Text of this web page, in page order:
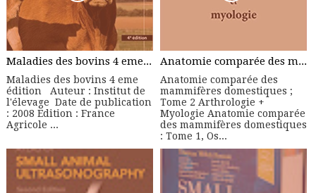
Maladies des bovins 4 eme édition - Manuel Pratique
Maladies des bovins 4 eme
édition Auteur : Institut de
l'élevage Date de publication
: 2008 Edition : France
Agricole ...
Anatomie comparée des mammifères domestiques ; Tome 2 Arthrologie + Myologie
Anatomie comparée des
mammifères domestiques ;
Tome 2 Arthrologie +
Myologie Anatomie comparée
des mammifères domestiques
: Tome 1, Os...